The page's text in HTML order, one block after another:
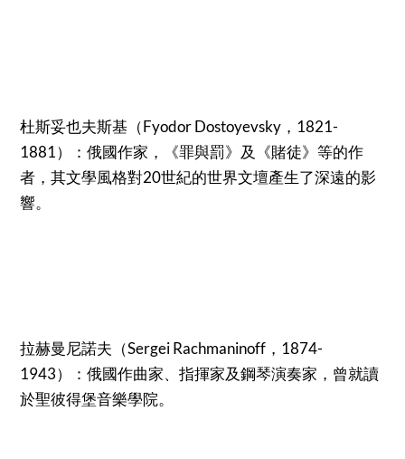
杜斯妥也夫斯基（Fyodor Dostoyevsky，1821-
1881）：俄國作家，《罪與罰》及《賭徒》等的作
者，其文學風格對20世紀的世界文壇產生了深遠的影
響。
拉赫曼尼諾夫（Sergei Rachmaninoff，1874-
1943）：俄國作曲家、指揮家及鋼琴演奏家，曾就讀
於聖彼得堡音樂學院。